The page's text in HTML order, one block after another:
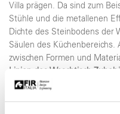
Villa prägen. Da sind zum
Stühle und die metallenen
Dichte des Steinbodens der
Säulen des
zwischen Formen und
Linien des Waschtisch-
Badewanne